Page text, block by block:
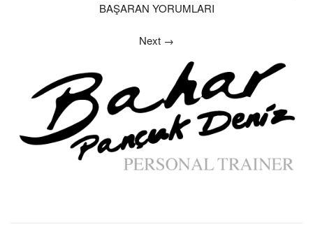
BAŞARAN YORUMLARI
Next →